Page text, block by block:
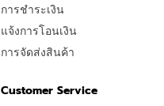
การชำระเงิน
แจ้งการโอนเงิน
การจัดส่งสินค้า
Customer Service